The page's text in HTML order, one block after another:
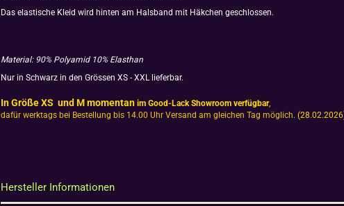
Das elastische Kleid wird hinten am Halsband mit Häkchen geschlossen.
Material: 90% Polyamid 10% Elasthan
Nur in Schwarz in den Grössen XS - XXL lieferbar.
In Größe XS und M momentan im Good-Lack Showroom verfügbar,
dafür werktags bei Bestellung bis 14.00 Uhr Versand am gleichen Tag möglich.
Hersteller Informationen